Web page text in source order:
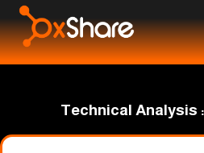
Technical Analysis